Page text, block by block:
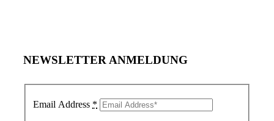
NEWSLETTER ANMELDUNG
Email Address *